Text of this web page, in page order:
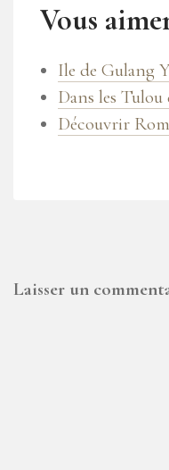
Vous
Ile de Gulang
Dans les
Découvrir
Laisser un